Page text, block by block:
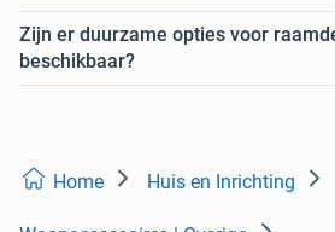
Zijn er duurzame opties voor
beschikbaar?
Home Huis en Inrichting